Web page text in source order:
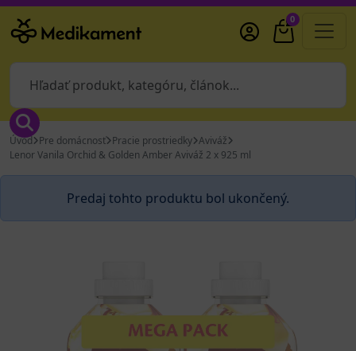
0
Úvod Pre domácnosť Pracie prostriedky Aviváž
Lenor Vanila Orchid & Golden Amber Aviváž 2 x 925 ml
Predaj tohto produktu bol ukončený.